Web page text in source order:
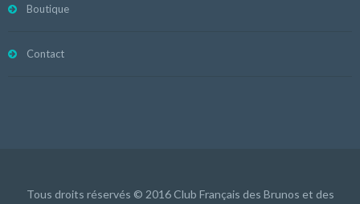
Boutique
Contact
Tous droits réservés © 2016 Club Français des Brunos et des